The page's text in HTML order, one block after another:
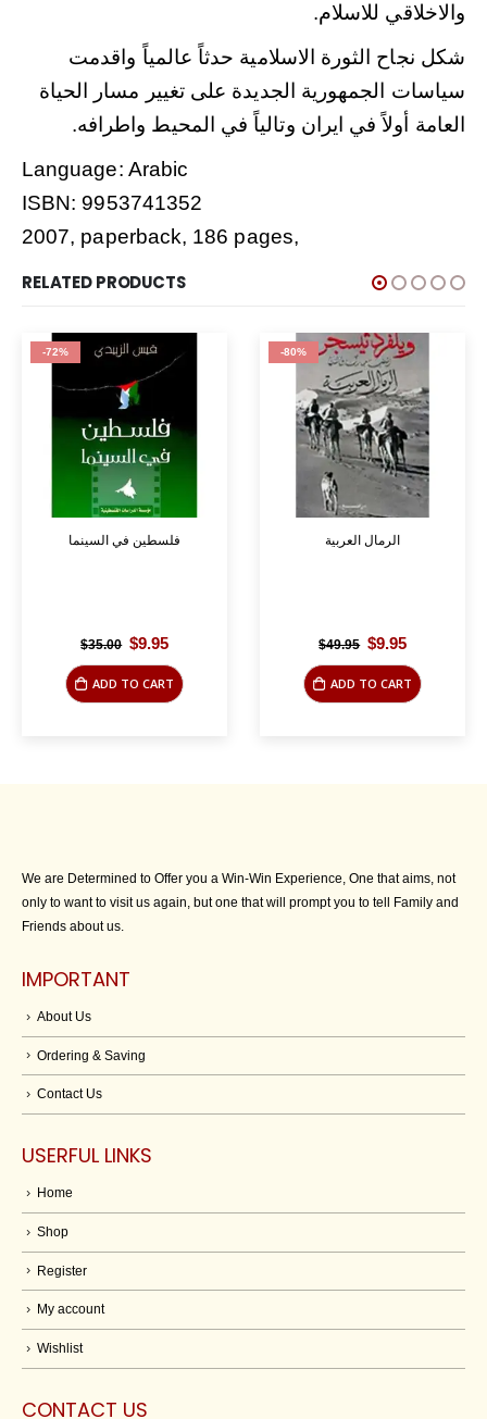
والاخلاقي للاسلام.
شكل نجاح الثورة الاسلامية حدثاً عالمياً واقدمت
سياسات الجمهورية الجديدة على تغيير مسار الحياة
العامة أولاً في ايران وتالياً في المحيط واطرافه.
Language: Arabic
ISBN: 9953741352
2007, paperback, 186 pages,
RELATED PRODUCTS
-72%
فلسطين في السينما
$35.00 Original
$35.00.
$9.95Current
is:
$9.95.
ADD TO CART
-80%
الرمال العربية
$49.95 Original
$49.95.
$9.95Current
is:
$9.95.
ADD TO CART
We are Determined to Offer you a Win-Win Experience, One that aims, not
only to want to visit us again, but one that will prompt you to tell Family and
Friends about us.
IMPORTANT
About Us
Ordering & Saving
Contact Us
USERFUL LINKS
Home
Shop
Register
My account
Wishlist
CONTACT US